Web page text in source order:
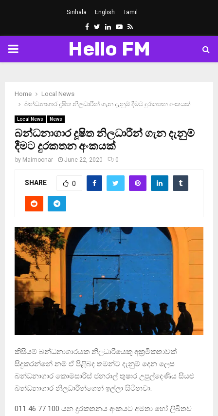
Sinhala English Tamil
Facebook
Twitter
LinkedinYoutube
Rss
PRIMARY
Hello FM
Home
Local News
බන්ධනාගාර දූෂිත නිලධාරීන් ගැන දැනුම් දීමට දුරකතන අංකයක්
Local News News
බන්ධනාගාර දූෂිත නිලධාරීන් ගැන දැනුම්
දීමට දුරකතන අංකයක්
by Maimoonar June 22, 2020 0
SHARE 0
කිසියම් බන්ධනාගාරයක නිලධාරියෙකු අක‍්‍රමිකතාවක්
සිදුකරන්නේ නම් ඒ පිළිබද තමන්ට දැනුම් දෙන ලෙස
බන්ධනාගාර කොමසාරිස් ජනරාල් තුෂාර උපුල්දෙණිය සියළු
බන්ධනාගාර නිලධාරීන්ගෙන් ඉල්ලා සිටිනවා.
011 46 77 100 යන දුරකතනය අංකයට අමතා හෝ ලිඛිතව